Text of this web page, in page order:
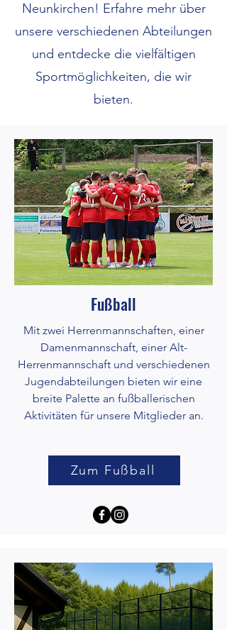
Neunkirchen! Erfahre mehr über
unsere verschiedenen Abteilungen
und entdecke die vielfältigen
Sportmöglichkeiten, die wir
bieten.
Fußball
Mit zwei Herrenmannschaften, einer
Damenmannschaft, einer Alt-
Herrenmannschaft und verschiedenen
Jugendabteilungen bieten wir eine
breite Palette an fußballerischen
Aktivitäten für unsere Mitglieder an.
Zum Fußball